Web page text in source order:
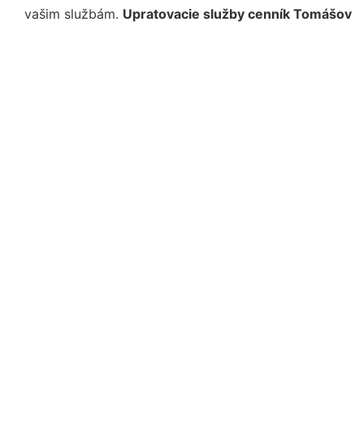
vašim službám. Upratovacie služby cenník Tomášov